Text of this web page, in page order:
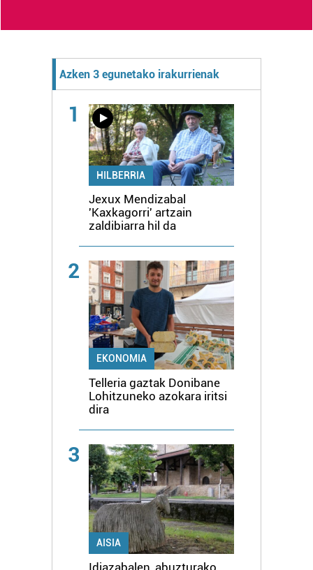
Azken 3 egunetako irakurrienak
1
HILBERRIA
Jexux Mendizabal
'Kaxkagorri' artzain
zaldibiarra hil da
2
EKONOMIA
Telleria gaztak Donibane
Lohitzuneko azokara iritsi
dira
3
AISIA
Idiazabalen, abuzturako